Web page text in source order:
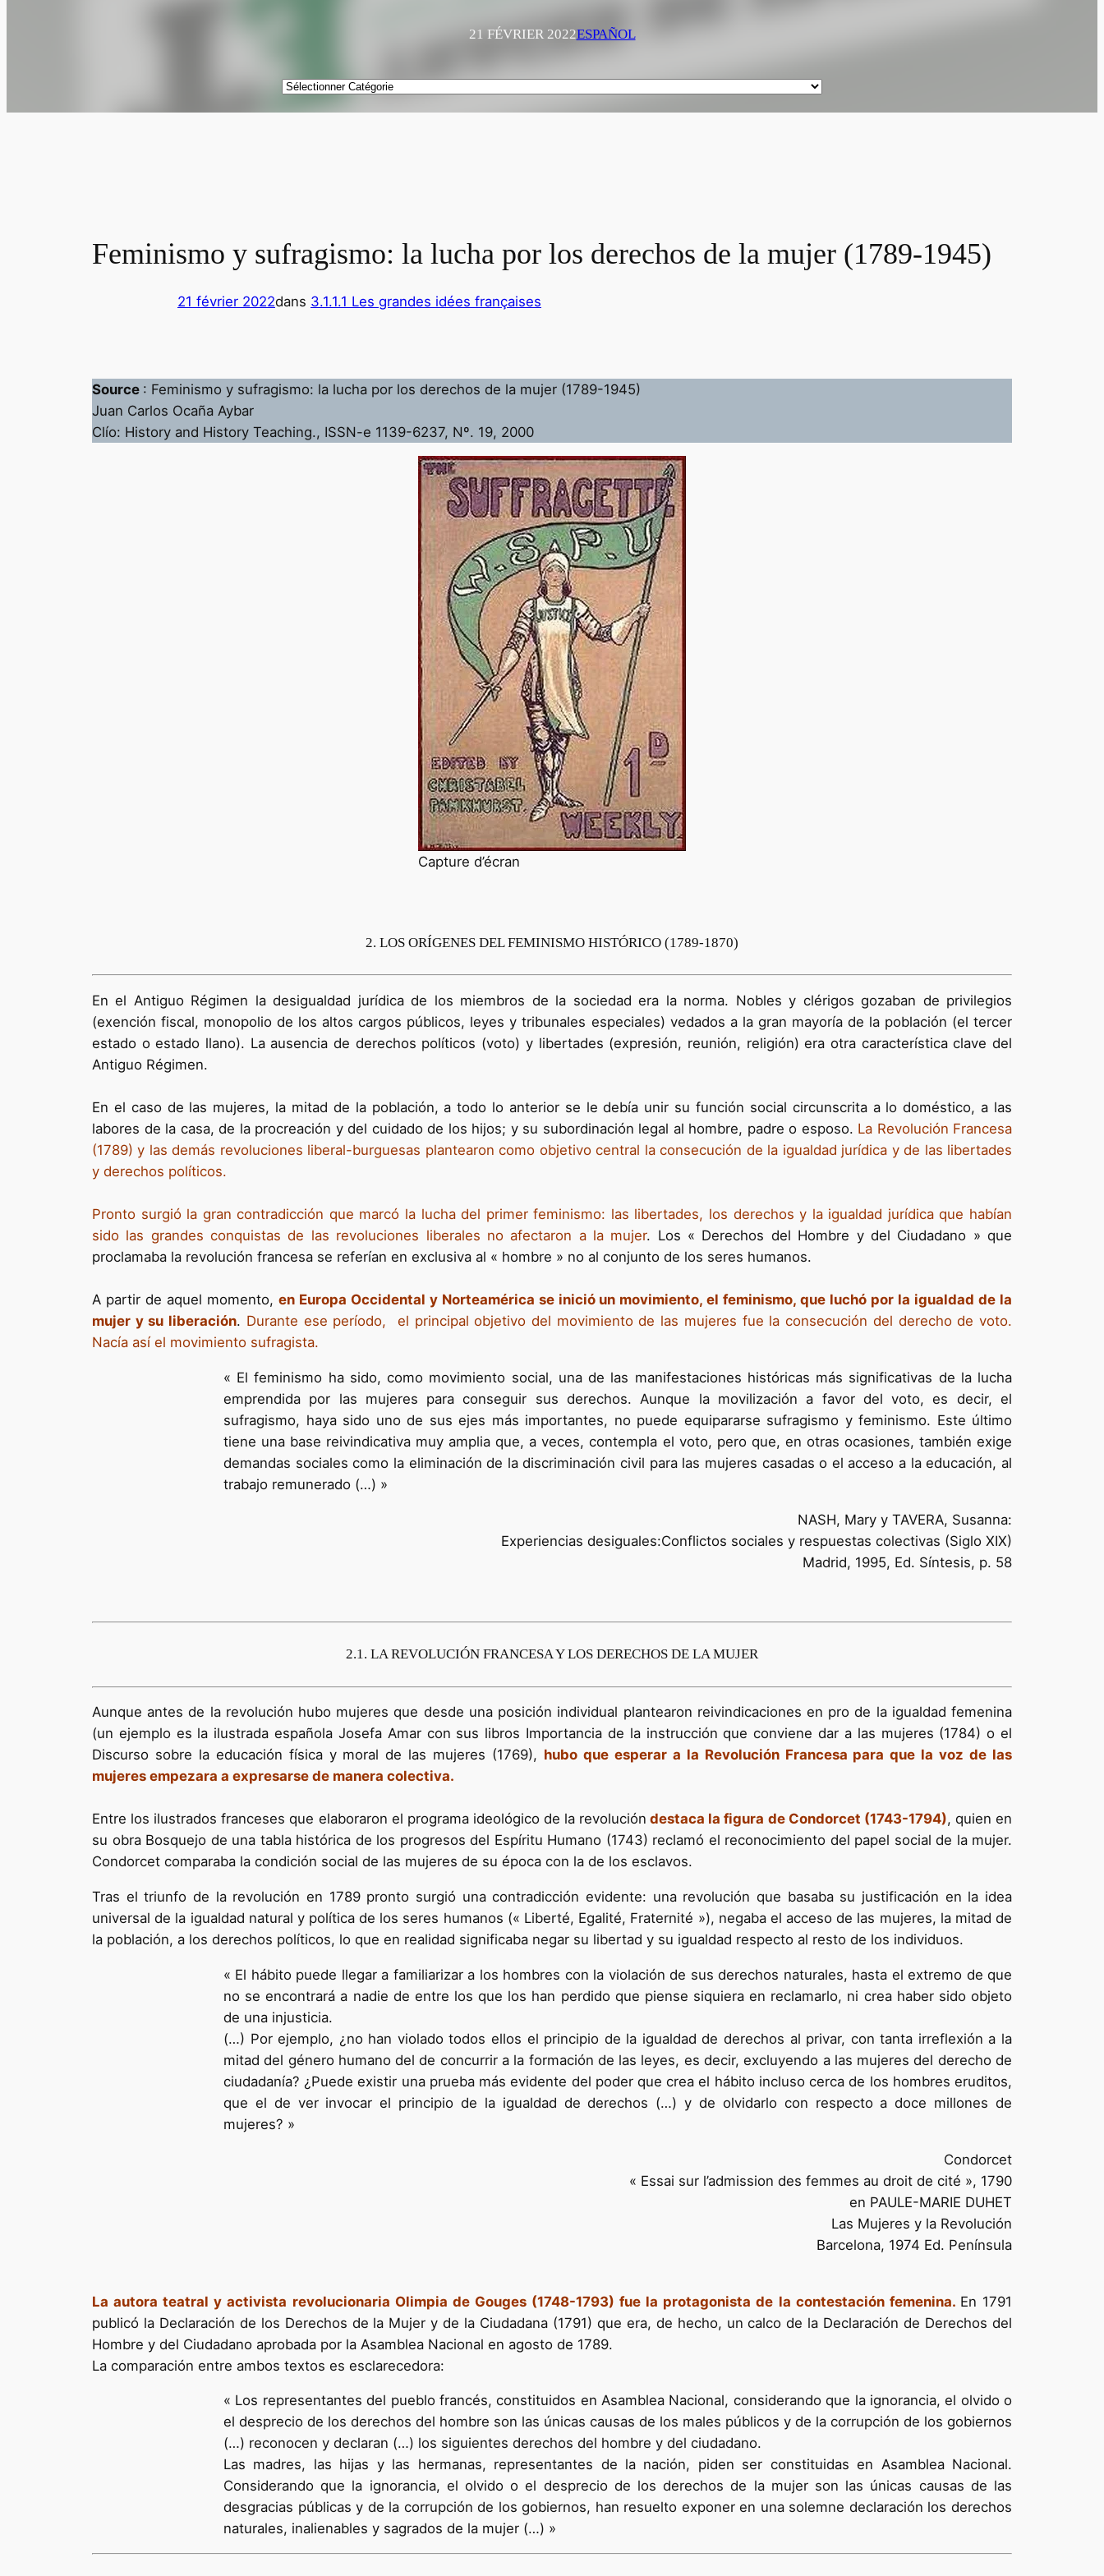
21 FÉVRIER 2022ESPAÑOL
Catégories
Feminismo y sufragismo: la lucha por los derechos de la mujer (1789-1945)
21 février 2022dans 3.1.1.1 Les grandes idées françaises
Source : Feminismo y sufragismo: la lucha por los derechos de la mujer (1789-1945)
Juan Carlos Ocaña Aybar
Clío: History and History Teaching., ISSN-e 1139-6237, Nº. 19, 2000
Capture d’écran
2. LOS ORÍGENES DEL FEMINISMO HISTÓRICO (1789-1870)
En el Antiguo Régimen la desigualdad jurídica de los miembros de la sociedad era la norma. Nobles y clérigos gozaban de privilegios
(exención fiscal, monopolio de los altos cargos públicos, leyes y tribunales especiales) vedados a la gran mayoría de la población (el tercer
estado o estado llano). La ausencia de derechos políticos (voto) y libertades (expresión, reunión, religión) era otra característica clave del
Antiguo Régimen.
En el caso de las mujeres, la mitad de la población, a todo lo anterior se le debía unir su función social circunscrita a lo doméstico, a las
labores de la casa, de la procreación y del cuidado de los hijos; y su subordinación legal al hombre, padre o esposo. La Revolución Francesa
(1789) y las demás revoluciones liberal-burguesas plantearon como objetivo central la consecución de la igualdad jurídica y de las libertades
y derechos políticos.
Pronto surgió la gran contradicción que marcó la lucha del primer feminismo: las libertades, los derechos y la igualdad jurídica que habían
sido las grandes conquistas de las revoluciones liberales no afectaron a la mujer. Los « Derechos del Hombre y del Ciudadano » que
proclamaba la revolución francesa se referían en exclusiva al « hombre » no al conjunto de los seres humanos.
A partir de aquel momento, en Europa Occidental y Norteamérica se inició un movimiento, el feminismo, que luchó por la igualdad de la
mujer y su liberación. Durante ese período, el principal objetivo del movimiento de las mujeres fue la consecución del derecho de voto.
Nacía así el movimiento sufragista.
« El feminismo ha sido, como movimiento social, una de las manifestaciones históricas más significativas de la lucha
emprendida por las mujeres para conseguir sus derechos. Aunque la movilización a favor del voto, es decir, el
sufragismo, haya sido uno de sus ejes más importantes, no puede equipararse sufragismo y feminismo. Este último
tiene una base reivindicativa muy amplia que, a veces, contempla el voto, pero que, en otras ocasiones, también exige
demandas sociales como la eliminación de la discriminación civil para las mujeres casadas o el acceso a la educación, al
trabajo remunerado (…) »
NASH, Mary y TAVERA, Susanna:
Experiencias desiguales:Conflictos sociales y respuestas colectivas (Siglo XIX)
Madrid, 1995, Ed. Síntesis, p. 58
2.1. LA REVOLUCIÓN FRANCESA Y LOS DERECHOS DE LA MUJER
Aunque antes de la revolución hubo mujeres que desde una posición individual plantearon reivindicaciones en pro de la igualdad femenina
(un ejemplo es la ilustrada española Josefa Amar con sus libros Importancia de la instrucción que conviene dar a las mujeres (1784) o el
Discurso sobre la educación física y moral de las mujeres (1769), hubo que esperar a la Revolución Francesa para que la voz de las
mujeres empezara a expresarse de manera colectiva.
Entre los ilustrados franceses que elaboraron el programa ideológico de la revolución destaca la figura de Condorcet (1743-1794), quien en
su obra Bosquejo de una tabla histórica de los progresos del Espíritu Humano (1743) reclamó el reconocimiento del papel social de la mujer.
Condorcet comparaba la condición social de las mujeres de su época con la de los esclavos.
Tras el triunfo de la revolución en 1789 pronto surgió una contradicción evidente: una revolución que basaba su justificación en la idea
universal de la igualdad natural y política de los seres humanos (« Liberté, Egalité, Fraternité »), negaba el acceso de las mujeres, la mitad de
la población, a los derechos políticos, lo que en realidad significaba negar su libertad y su igualdad respecto al resto de los individuos.
« El hábito puede llegar a familiarizar a los hombres con la violación de sus derechos naturales, hasta el extremo de que
no se encontrará a nadie de entre los que los han perdido que piense siquiera en reclamarlo, ni crea haber sido objeto
de una injusticia.
(…) Por ejemplo, ¿no han violado todos ellos el principio de la igualdad de derechos al privar, con tanta irreflexión a la
mitad del género humano del de concurrir a la formación de las leyes, es decir, excluyendo a las mujeres del derecho de
ciudadanía? ¿Puede existir una prueba más evidente del poder que crea el hábito incluso cerca de los hombres eruditos,
que el de ver invocar el principio de la igualdad de derechos (…) y de olvidarlo con respecto a doce millones de
mujeres? »
Condorcet
« Essai sur l’admission des femmes au droit de cité », 1790
en PAULE-MARIE DUHET
Las Mujeres y la Revolución
Barcelona, 1974 Ed. Península
La autora teatral y activista revolucionaria Olimpia de Gouges (1748-1793) fue la protagonista de la contestación femenina. En 1791
publicó la Declaración de los Derechos de la Mujer y de la Ciudadana (1791) que era, de hecho, un calco de la Declaración de Derechos del
Hombre y del Ciudadano aprobada por la Asamblea Nacional en agosto de 1789.
La comparación entre ambos textos es esclarecedora:
« Los representantes del pueblo francés, constituidos en Asamblea Nacional, considerando que la ignorancia, el olvido o
el desprecio de los derechos del hombre son las únicas causas de los males públicos y de la corrupción de los gobiernos
(…) reconocen y declaran (…) los siguientes derechos del hombre y del ciudadano.
Las madres, las hijas y las hermanas, representantes de la nación, piden ser constituidas en Asamblea Nacional.
Considerando que la ignorancia, el olvido o el desprecio de los derechos de la mujer son las únicas causas de las
desgracias públicas y de la corrupción de los gobiernos, han resuelto exponer en una solemne declaración los derechos
naturales, inalienables y sagrados de la mujer (…) »